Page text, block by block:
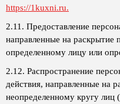
https://1kuxni.ru.
2.11. Предоставление
направленные на раскрытие
определенному лицу или
2.12. Распространение
действия, направленные на
неопределенному кругу лиц